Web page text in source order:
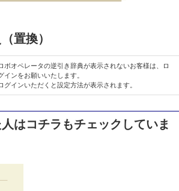
置換）
ボオペレータの逆引き辞典が表示されないお客様は、ロ
インをお願いいたします。
グインいただくと設定方法が表示されます。
はコチラもチェックしていま